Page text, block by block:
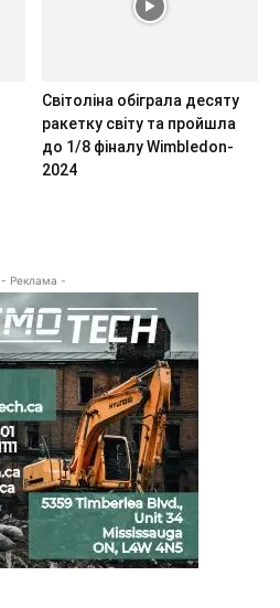
Світоліна обіграла десяту
ракетку світу та пройшла
до 1/8 фіналу Wimbledon-
2024
- Реклама -